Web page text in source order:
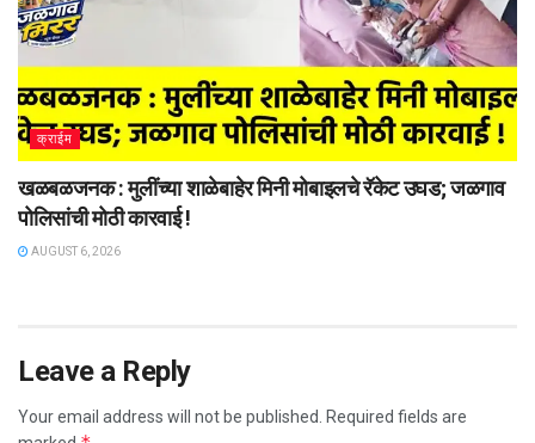
क्राईम
खळबळजनक : मुलींच्या शाळेबाहेर मिनी मोबाइलचे रॅकेट उघड; जळगाव
पोलिसांची मोठी कारवाई !
AUGUST 6, 2026
Leave a Reply
Your email address will not be published.
Required fields are